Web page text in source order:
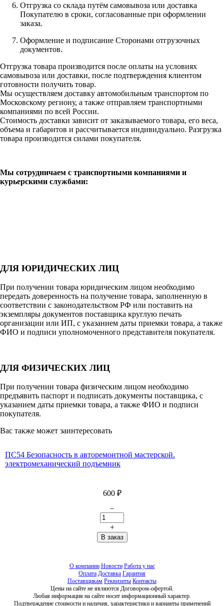
Отгрузка со склада путём самовывоза или доставка
Покупателю в сроки, согласованные при оформлении
заказа.
Оформление и подписание Сторонами отгрузочных
документов.
Отгрузка товара производится после оплаты на условиях
самовывоза или доставки, после подтверждения клиентом
готовности получить товар.
Мы осуществляем доставку автомобильным транспортом по
Московскому региону, а также отправляем транспортными
компаниями по всей России.
Стоимость доставки зависит от заказываемого товара, его веса,
объема и габаритов и рассчитывается индивидуально. Разгрузка
товара производится силами покупателя.
Мы сотрудничаем с транспортными компаниями и
курьерскими службами:
ДЛЯ ЮРИДИЧЕСКИХ ЛИЦ
При получении товара юридическим лицом необходимо
передать доверенность на получение товара, заполненную в
соответствии с законодательством РФ или поставить на
экземпляры документов поставщика круглую печать
организации или ИП, с указанием даты приемки товара, а также
ФИО и подписи уполномоченного представителя покупателя.
ДЛЯ ФИЗИЧЕСКИХ ЛИЦ
При получении товара физическим лицом необходимо
предъявить паспорт и подписать документы поставщика, с
указанием даты приемки товара, а также ФИО и подписи
покупателя.
Вас также может заинтересовать
ПС54 Безопасность в авторемонтной мастерской.
электромеханический подъемник
600 ₽
–
+
О компании Новости Работа у нас
Оплата Доставка Гарантия
Поставщикам Реквизиты Контакты
Цены на сайте не являются Договором-офертой.
Любая информация на сайте носит информационный характер.
Подтверждение стоимости и наличия, характеристики и варианты применений